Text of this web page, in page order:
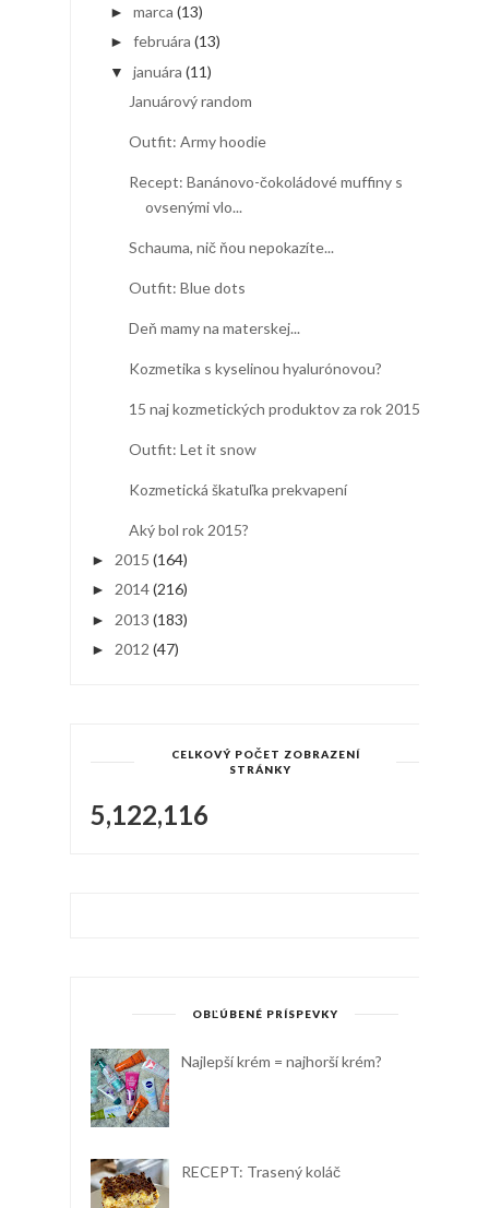
► marca (13)
► februára (13)
▼ januára (11)
Januárový random
Outfit: Army hoodie
Recept: Banánovo-čokoládové muffiny s
ovsenými vlo...
Schauma, nič ňou nepokazíte...
Outfit: Blue dots
Deň mamy na materskej...
Kozmetika s kyselinou hyalurónovou?
15 naj kozmetických produktov za rok 2015
Outfit: Let it snow
Kozmetická škatuľka prekvapení
Aký bol rok 2015?
► 2015 (164)
► 2014(216)
► 2013 (183)
► 2012 (47)
CELKOVÝ POČET ZOBRAZENÍ
STRÁNKY
5,122,116
OBĽÚBENÉ PRÍSPEVKY
Najlepší krém = najhorší krém?
RECEPT: Trasený koláč